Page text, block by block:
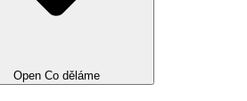
Open Co děláme